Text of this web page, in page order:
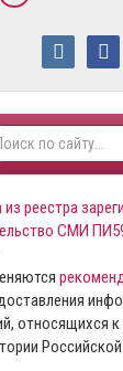
реестра
СМИ
относящихся